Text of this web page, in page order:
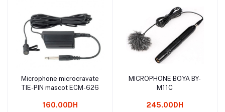
Ajouter au panier
Microphone microcravate
TIE-PIN mascot ECM-626
160.00DH
Ajouter au panier
MICROPHONE BOYA BY-
M11C
245.00DH